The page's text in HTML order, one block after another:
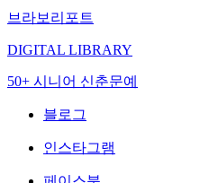
브라보리포트
DIGITAL LIBRARY
50+ 시니어 신춘문예
블로그
인스타그램